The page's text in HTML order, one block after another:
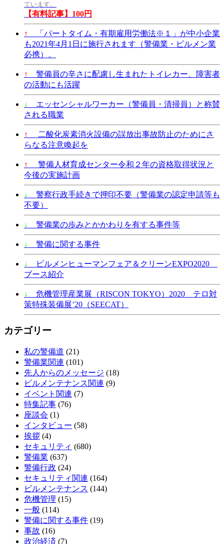
ています。
【有料記事】100円
↑
「パートタイム・有期雇用労働法※１」が中小企業
も2021年4月1日に施行されます（警備業・ビルメン業
必携）。
↑
警備員の辛さに配慮し生まれたトイレカー、障害者
の活動にも活躍
↓
エッセンシャルワーカー（警備員・清掃員）と称賛
される職業
↑
二酸化炭素消火設備の誤放出事故防止のためにさ
らなる注意喚起を
↑
警備人材育成センター令和２年の資格取得状況と
今後の実施計画
↓
警察行政手続きで押印不要（警備業の認定申請等も
不要）
↓ 警備業の歩みとかかわりを有する事件等
↓ 警備に関する事件
↓
ビルメンヒューマンフェア＆クリーンEXPO2020
ブース紹介
↓
危機管理産業展（RISCON TOKYO）2020 テロ対
策特殊装備展’20（SEECAT）
カテゴリー
私の警備道 (21)
警備業関連 (101)
先人からのメッセージ (18)
ビルメンテナンス関連 (9)
イベント関連 (7)
特集記事 (76)
座談会 (1)
インタビュー (58)
挨拶 (4)
セキュリティ (680)
警備業 (637)
警備行政 (24)
セキュリティ関連 (164)
ビルメンテナンス (144)
危機管理 (15)
一般 (114)
警備に関する事件 (19)
事故 (16)
政治経済 (7)